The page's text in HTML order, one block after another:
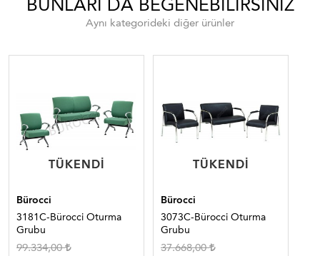
BUNLARI DA BEĞENEBILIRSINIZ
Aynı kategorideki diğer ürünler
TÜKENDI
TÜKENDI
Bürocci
3181C-Bürocci Oturma
Grubu
99.334,00
TÜKENDI
TÜKENDI
Bürocci
3073C-Bürocci Oturma
Grubu
37.668,00